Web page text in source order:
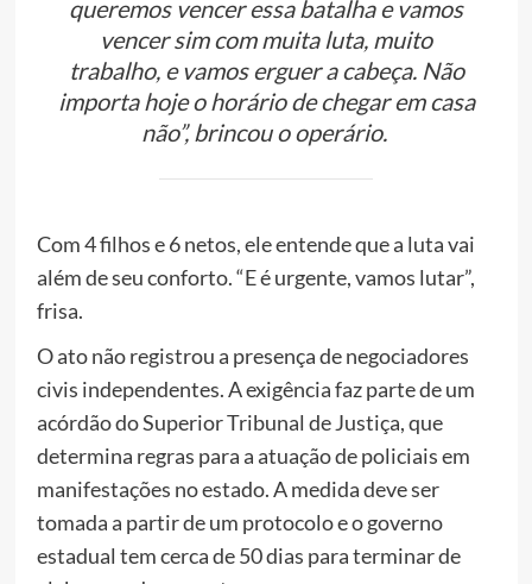
queremos vencer essa batalha e vamos
vencer sim com muita luta, muito
trabalho, e vamos erguer a cabeça. Não
importa hoje o horário de chegar em casa
não”, brincou o operário.
Com 4 filhos e 6 netos, ele entende que a luta vai
além de seu conforto. “E é urgente, vamos lutar”,
frisa.
O ato não registrou a presença de negociadores
civis independentes. A exigência faz parte de um
acórdão do Superior Tribunal de Justiça, que
determina regras para a atuação de policiais em
manifestações no estado. A medida deve ser
tomada a partir de um protocolo e o governo
estadual tem cerca de 50 dias para terminar de